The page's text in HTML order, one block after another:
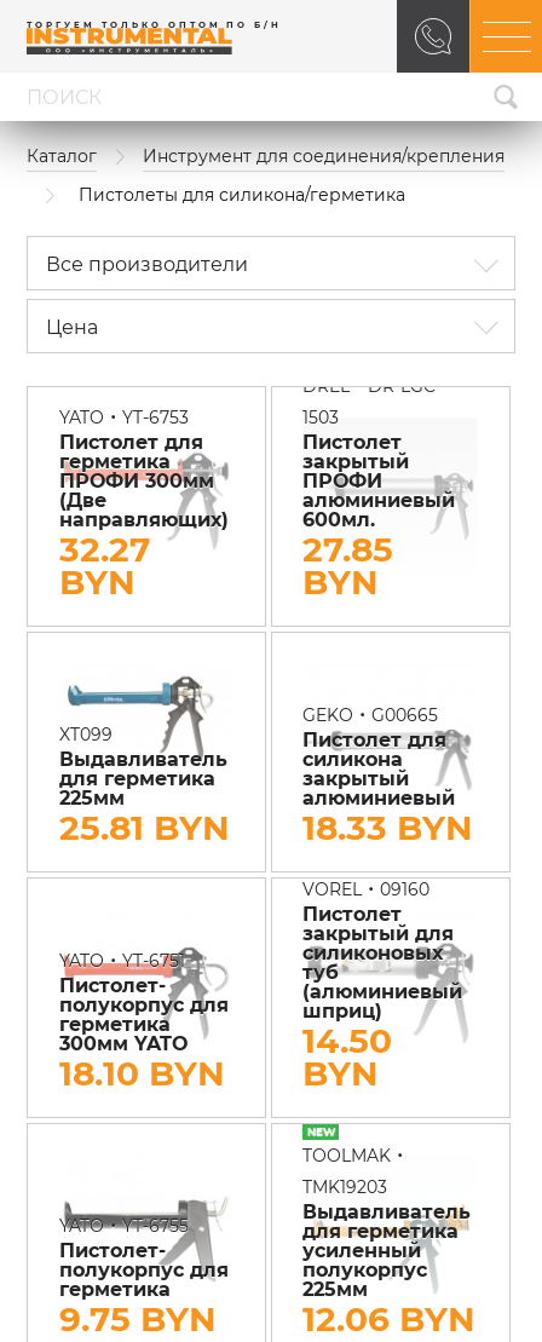
ТОРГУЕМ ТОЛЬКО ОПТОМ ПО Б/Н
Каталог
Инструмент для соединения/крепления
Пистолеты для силикона/герметика
Все производители
Цена
YATO • YT-6753
Пистолет для
герметика
ПРОФИ 300мм
(Две
направляющих)
32.27
BYN
DREL•DR-LGC-
1503
Пистолет
закрытый
ПРОФИ
алюминиевый
600мл.
27.85
BYN
XT099
Выдавливатель
для герметика
225мм
25.81 BYN
GEKO •G00665
Пистолет для
силикона
закрытый
алюминиевый
18.33 BYN
YATO•YT-6751
Пистолет-
полукорпус для
герметика
300мм YATO
18.10 BYN
VOREL•09160
Пистолет
закрытый для
силиконовых
туб
(алюминиевый
шприц)
14.50
BYN
YATO•YT-6755
Пистолет-
полукорпус для
герметика
9.75 BYN
TOOLMAK •
TMK19203
Выдавливатель
для герметика
усиленный
полукорпус
225мм
12.06 BYN